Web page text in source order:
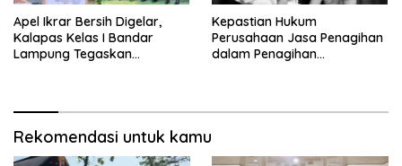
Apel Ikrar Bersih Digelar,
Kalapas Kelas I Bandar
Lampung Tegaskan
Kepastian Hukum
Perusahaan Jasa Penagihan
dalam Penagihan
2/PUU-XIX/2021
Rekomendasi untuk kamu